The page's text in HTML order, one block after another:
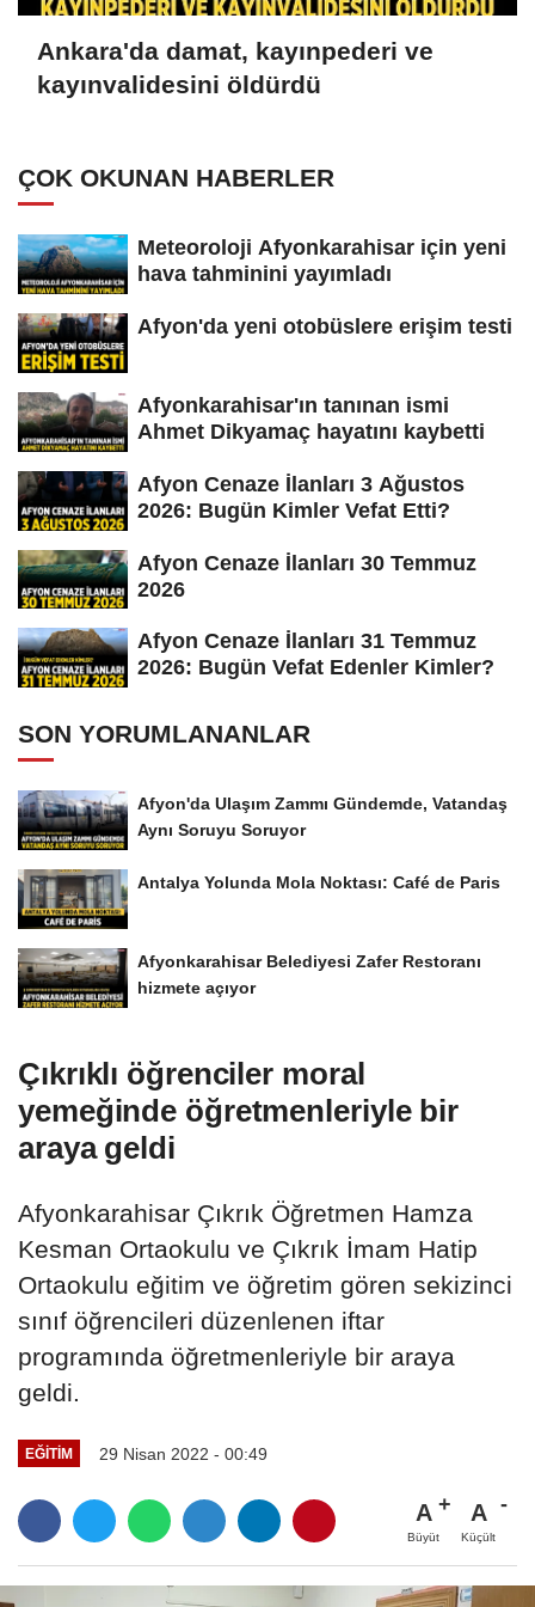
Ankara'da damat, kayınpederi ve
kayınvalidesini öldürdü
ÇOK OKUNAN HABERLER
Meteoroloji Afyonkarahisar için yeni
hava tahminini yayımladı
Afyon'da yeni otobüslere erişim testi
Afyonkarahisar'ın tanınan ismi
Ahmet Dikyamaç hayatını kaybetti
Afyon Cenaze İlanları 3 Ağustos
2026: Bugün Kimler Vefat Etti?
Afyon Cenaze İlanları 30 Temmuz
2026
Afyon Cenaze İlanları 31 Temmuz
2026: Bugün Vefat Edenler Kimler?
SON YORUMLANANLAR
Afyon'da Ulaşım Zammı Gündemde, Vatandaş
Aynı Soruyu Soruyor
Antalya Yolunda Mola Noktası: Café de Paris
Afyonkarahisar Belediyesi Zafer Restoranı
hizmete açıyor
Çıkrıklı öğrenciler moral
yemeğinde öğretmenleriyle bir
araya geldi
Afyonkarahisar Çıkrık Öğretmen Hamza
Kesman Ortaokulu ve Çıkrık İmam Hatip
Ortaokulu eğitim ve öğretim gören sekizinci
sınıf öğrencileri düzenlenen iftar
programında öğretmenleriyle bir araya
geldi.
EĞITIM 29 Nisan 2022 - 00:49
A
Büyüt
A
Küçült